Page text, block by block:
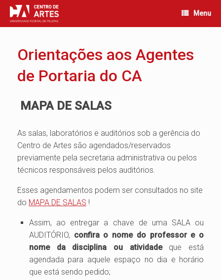
Skip
content
Menu
Orientações aos Agentes
de Portaria do CA
MAPA DE SALAS
As salas, laboratórios e auditórios sob a gerência do
Centro de Artes são agendados/reservados
previamente pela secretaria administrativa ou pelos
técnicos responsáveis pelos auditórios.
Esses agendamentos podem ser consultados no site
do MAPA DE SALAS !
Assim, ao entregar a chave de uma SALA ou
AUDITÓRIO, confira o nome do professor e o
nome da disciplina ou atividadeque está
agendada para aquele espaço no dia e horário
que está sendo pedido;